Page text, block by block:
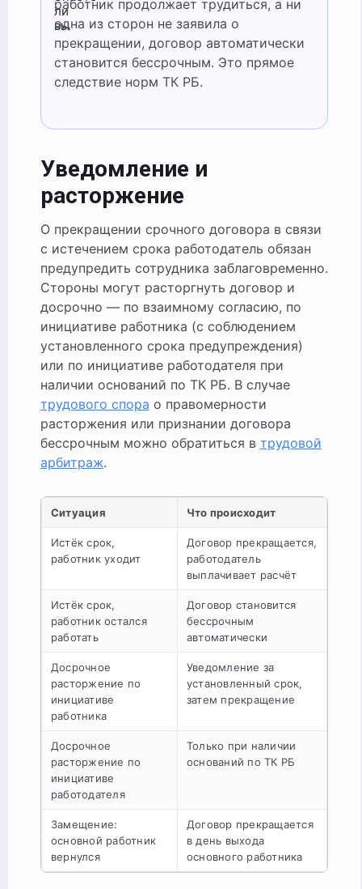
ли
вы
работник продолжает трудиться, а ни
одна из сторон не заявила о
прекращении, договор автоматически
становится бессрочным. Это прямое
следствие норм ТК РБ.
Уведомление и
расторжение
О прекращении срочного договора в связи
с истечением срока работодатель обязан
предупредить сотрудника заблаговременно.
Стороны могут расторгнуть договор и
досрочно — по взаимному согласию, по
инициативе работника (с соблюдением
установленного срока предупреждения)
или по инициативе работодателя при
наличии оснований по ТК РБ. В случае
трудового спора о правомерности
расторжения или признании договора
бессрочным можно обратиться в трудовой
арбитраж.
Ситуация Что происходит
Истёк срок,
работник уходит
Договор прекращается,
работодатель
выплачивает расчёт
Истёк срок,
работник остался
работать
Договор становится
бессрочным
автоматически
Досрочное
расторжение по
инициативе
работника
Уведомление за
установленный срок,
затем прекращение
Досрочное
расторжение по
инициативе
работодателя
Только при наличии
оснований по ТК РБ
Замещение:
основной работник
вернулся
Договор прекращается
в день выхода
основного работника